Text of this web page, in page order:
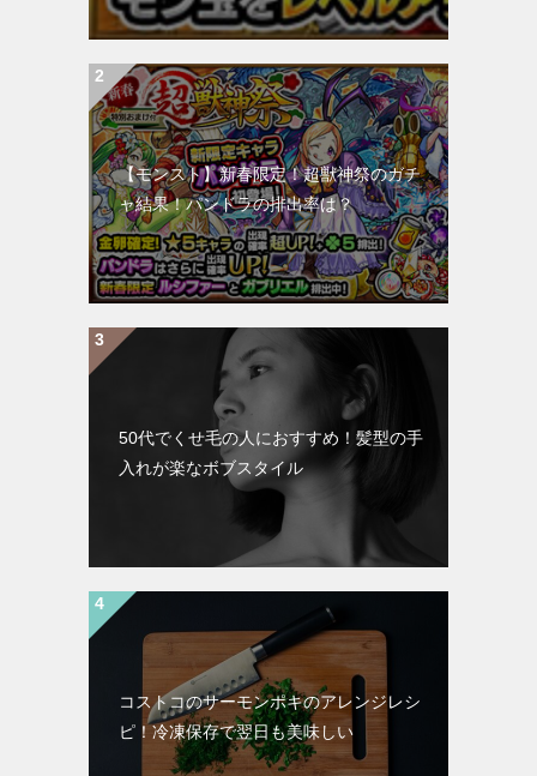
【モンスト】新春限定！超獣神祭のガチ
ャ結果！パンドラの排出率は？
50代でくせ毛の人におすすめ！髪型の手
入れが楽なボブスタイル
コストコのサーモンポキのアレンジレシ
ピ！冷凍保存で翌日も美味しい